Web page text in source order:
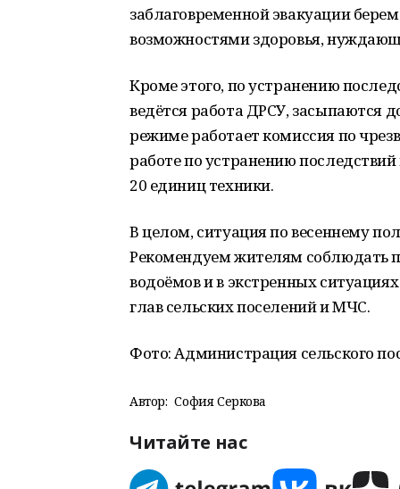
заблаговременной эвакуации
возможностями здоровья,
Кроме этого, по устранению
ведётся работа ДРСУ,
режиме работает комиссия по
работе по устранению
20 единиц техники.
В целом, ситуация по весеннему
Рекомендуем жителям соблюдать
водоёмов и в экстренных
глав сельских поселений и МЧС.
Фото: Администрация сельского
Автор: София Серкова
Читайте нас